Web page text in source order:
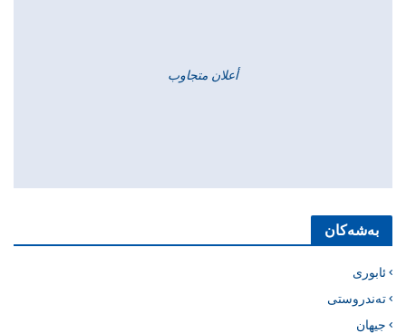
أعلان متجاوب
بەشەکان
ئابوری
تەندروستی
جیهان